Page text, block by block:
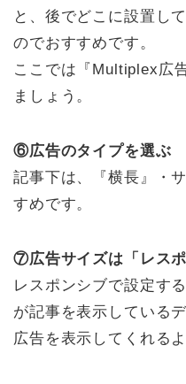
と、後でどこに設置し
のでおすすめです。
ここでは『Multiplex広
ましょう。
⑥広告のタイプを選ぶ
記事下は、『横長』・
すめです。
⑦広告サイズは「レス
レスポンシブで設定す
が記事を表示している
広告を表示してくれる